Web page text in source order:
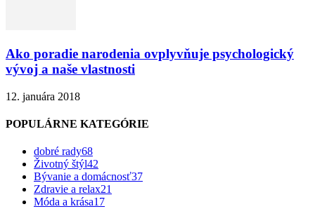
Ako poradie narodenia ovplyvňuje psychologický
vývoj a naše vlastnosti
12. januára 2018
POPULÁRNE KATEGÓRIE
dobré rady68
Životný štýl42
Bývanie a domácnosť37
Zdravie a relax21
Móda a krása17